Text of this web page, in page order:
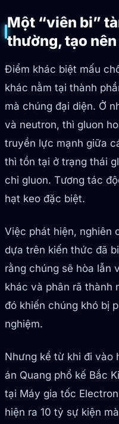
Một “viên bi”
thường, tạo
Điểm khác biệt mấu
khác nằm tại thành
mà chúng đại diện. Ở
và neutron, thì gluon
truyền lực mạnh giữa
thì tồn tại ở trạng thái
chỉ gluon. Tương tác
hạt keo đặc biệt.
Việc phát hiện, nghiên
dựa trên kiến thức đã
rằng chúng sẽ hòa lẫn
khác và phân rã thành
đó khiến chúng khó bị
nghiệm.
Nhưng kể từ khi đi vào
án Quang phổ kế Bắc
tại Máy gia tốc
hiện ra 10 tỷ sự kiện